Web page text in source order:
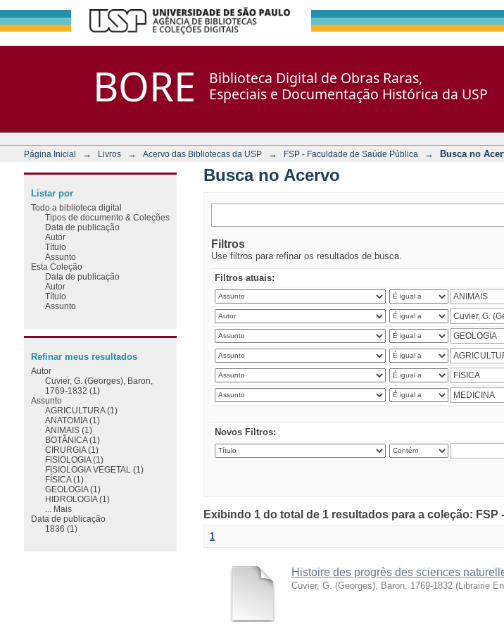
BORE
Biblioteca Digital de Obras Raras,
Especiais e Documentação Histórica da USP
Página Inicial → Livros → Acervo das Bibliotecas da USP → FSP - Faculdade de Saúde Pública → Busca no
Busca no Acervo
Filtros
Use filtros para refinar os resultados de busca.
Filtros atuais:
Novos Filtros:
Exibindo 1 do total de 1 resultados para a coleção: FSP
1
Histoire des progrès des sciences
Cuvier, G. (Georges), Baron, 1769-1832 (Librairie
Listar por
Todo a biblioteca digital
Tipos de documento & Coleções
Data de publicação
Autor
Título
Assunto
Esta Coleção
Data de publicação
Autor
Título
Assunto
Refinar meus resultados
Autor
Cuvier, G. (Georges), Baron,
1769-1832 (1)
Assunto
AGRICULTURA (1)
ANATOMIA (1)
ANIMAIS (1)
BOTÂNICA (1)
CIRURGIA (1)
FISIOLOGIA (1)
FISIOLOGIA VEGETAL (1)
FÍSICA (1)
GEOLOGIA (1)
HIDROLOGIA (1)
... Mais
Data de publicação
1836 (1)